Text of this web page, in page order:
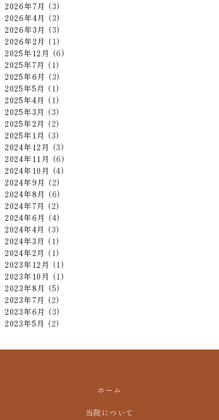
2026年7月 (3)
2026年4月 (3)
2026年3月 (3)
2026年2月 (1)
2025年12月 (6)
2025年7月 (1)
2025年6月 (3)
2025年5月 (1)
2025年4月 (1)
2025年3月 (3)
2025年2月 (2)
2025年1月 (3)
2024年12月 (3)
2024年11月 (6)
2024年10月 (4)
2024年9月 (2)
2024年8月 (6)
2024年7月 (2)
2024年6月 (4)
2024年4月 (3)
2024年3月 (1)
2024年2月 (1)
2023年12月 (1)
2023年10月 (1)
2023年8月 (5)
2023年7月 (2)
2023年6月 (3)
2023年5月 (2)
ホーム
当院について